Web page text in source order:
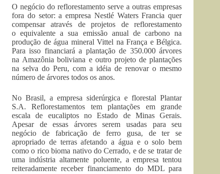
O negócio do reflorestamento serve a outras empresas
fora do setor: a empresa Nestlé Waters Francia quer
compensar através de projetos de reflorestamento
o equivalente a sua emissão anual de carbono na
produção de água mineral Vittel na França e Bélgica.
Para isso financiará a plantação de 350.000 árvores
na Amazônia boliviana e outro projeto de plantações
na selva do Peru, com a idéia de renovar o mesmo
número de árvores todos os anos.
No Brasil, a empresa siderúrgica e florestal Plantar
S.A. Reflorestamentos tem plantações em grande
escala de eucaliptos no Estado de Minas Gerais.
Apesar de essas árvores serem usadas para seu
negócio de fabricação de ferro gusa, de ter se
apropriado de terras afetando a água e o solo bem
como o rico bioma nativo do Cerrado, e de se tratar de
uma indústria altamente poluente, a empresa tentou
reiteradamente receber financiamento do MDL para